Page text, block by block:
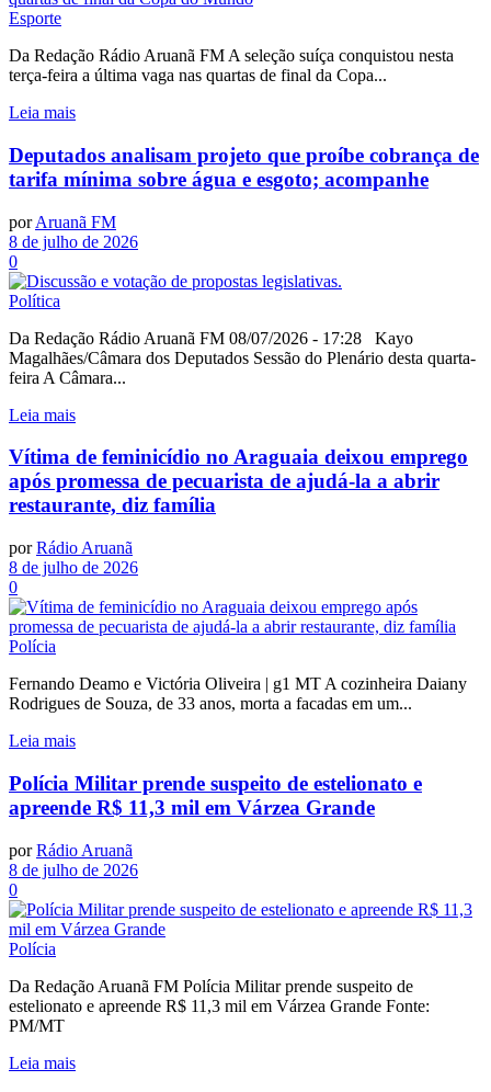
Esporte
Da Redação Rádio Aruanã FM A seleção suíça conquistou nesta
terça-feira a última vaga nas quartas de final da Copa...
Leia mais
Deputados analisam projeto que proíbe cobrança de
tarifa mínima sobre água e esgoto; acompanhe
por Aruanã FM
8 de julho de 2026
0
Política
Da Redação Rádio Aruanã FM 08/07/2026 - 17:28 Kayo
Magalhães/Câmara dos Deputados Sessão do Plenário desta quarta-
feira A Câmara...
Leia mais
Vítima de feminicídio no Araguaia deixou emprego
após promessa de pecuarista de ajudá-la a abrir
restaurante, diz família
por Rádio Aruanã
8 de julho de 2026
0
Polícia
Fernando Deamo e Victória Oliveira | g1 MT A cozinheira Daiany
Rodrigues de Souza, de 33 anos, morta a facadas em um...
Leia mais
Polícia Militar prende suspeito de estelionato e
apreende R$ 11,3 mil em Várzea Grande
por Rádio Aruanã
8 de julho de 2026
0
Polícia
Da Redação Aruanã FM Polícia Militar prende suspeito de
estelionato e apreende R$ 11,3 mil em Várzea Grande Fonte:
PM/MT
Leia mais